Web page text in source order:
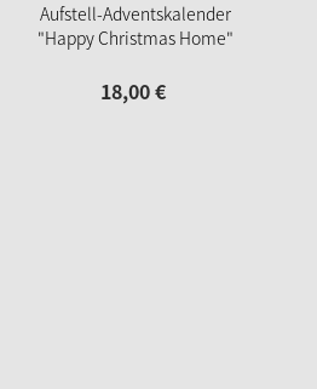
Aufstell-Adventskalender
"Happy Christmas Home"
18,00€